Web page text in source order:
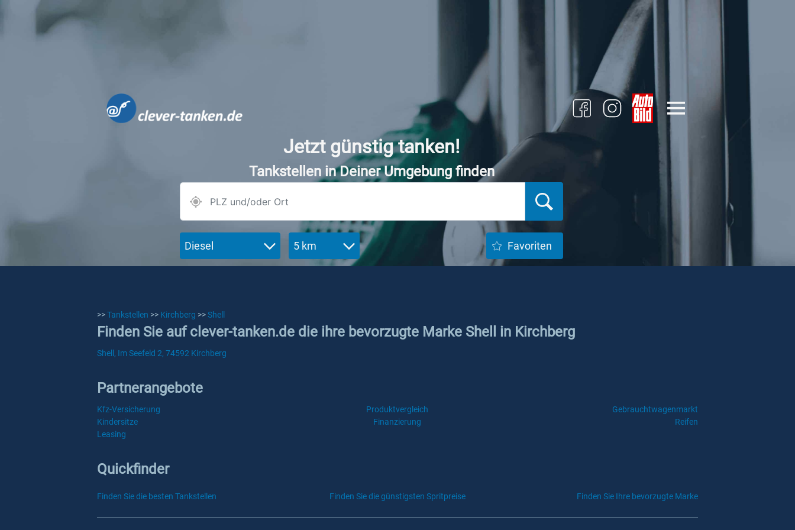
Jetzt günstig tanken!
Tankstellen in Deiner Umgebung finden
Diesel 5 km Favoriten
>>Tankstellen >> Kirchberg >>Shell
Finden Sie auf clever-tanken.de die ihre bevorzugte Marke Shell in Kirchberg
Shell, Im Seefeld 2, 74592 Kirchberg
Partnerangebote
Kfz-Versicherung Produktvergleich
Gebrauchtwagenmarkt
Kindersitze
Finanzierung
Reifen
Leasing
Quickfinder
Finden Sie die besten Tankstellen Finden Sie die günstigsten Spritpreise Finden Sie Ihre bevorzugte Marke